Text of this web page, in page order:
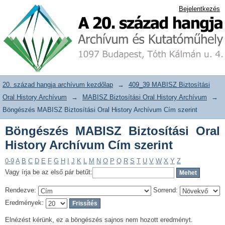
Böngészés MABISZ Biztosítási Oral
History Archívum Cím szerint
20. század hangja archívum adattár Bejelentkezés
20. század hangja archívum kezdőlap →
409_39 MABISZ Biztosítási
Oral History Archívum
→ MABISZ Biztosítási Oral History Archívum
→
Böngészés MABISZ Biztosítási Oral History Archívum Cím szerint
Böngészés MABISZ Biztosítási Oral
History Archívum Cím szerint
0-9 A B C D E F G H J K L M N O P Q R S T U V W X Y Z
Vagy írja be az első pár betűt:
Rendezve:
Sorrend:
Eredmények:
Elnézést kérünk, ez a böngészés sajnos nem hozott eredményt.